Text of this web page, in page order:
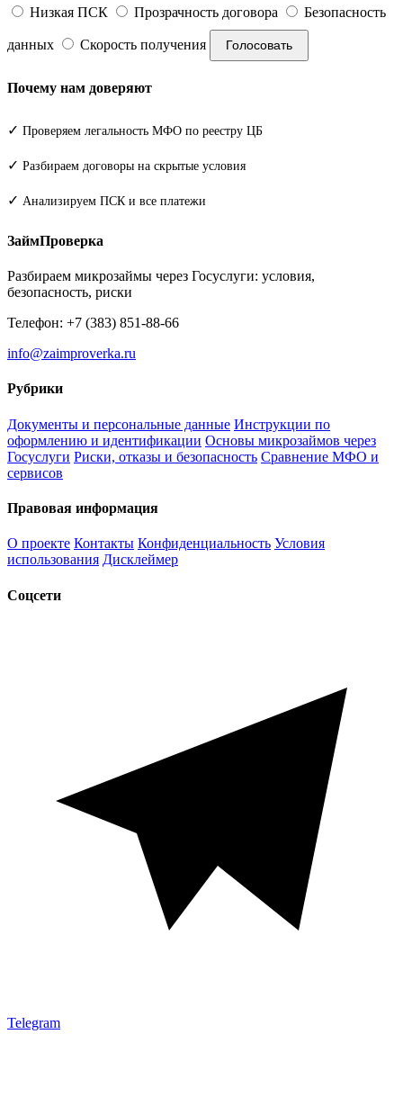
Низкая ПСК Прозрачность договора Безопасность
данных Скорость получения Голосовать
Почему нам доверяют
✓ Проверяем легальность МФО по реестру ЦБ
✓ Разбираем договоры на скрытые условия
✓ Анализируем ПСК и все платежи
ЗаймПроверка
Разбираем микрозаймы через Госуслуги: условия,
безопасность, риски
Телефон: +7 (383) 851-88-66
info@zaimproverka.ru
Рубрики
Документы и персональные данные Инструкции по
оформлению и идентификации Основы микрозаймов через
Госуслуги Риски, отказы и безопасность Сравнение МФО и
сервисов
Правовая информация
О проекте Контакты Конфиденциальность Условия
использования Дисклеймер
Соцсети
Telegram